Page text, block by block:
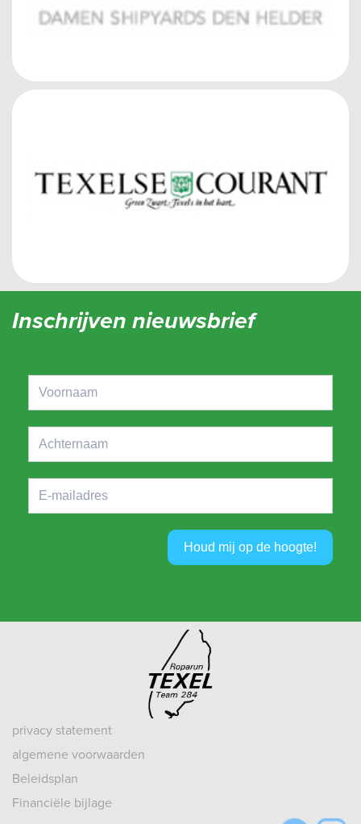
Inschrijven nieuwsbrief
Houd mij op de hoogte!
privacy statement
algemene voorwaarden
Beleidsplan
Financiële bijlage